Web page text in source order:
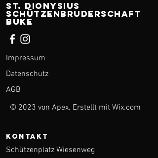
ST. Dionysius
Schützenbruderschaft
Buke
Impressum
Datenschutz
AGB
© 2023 von Apex. Erstellt mit Wix.com
KONTAKT
Schützenplatz Wiesenweg